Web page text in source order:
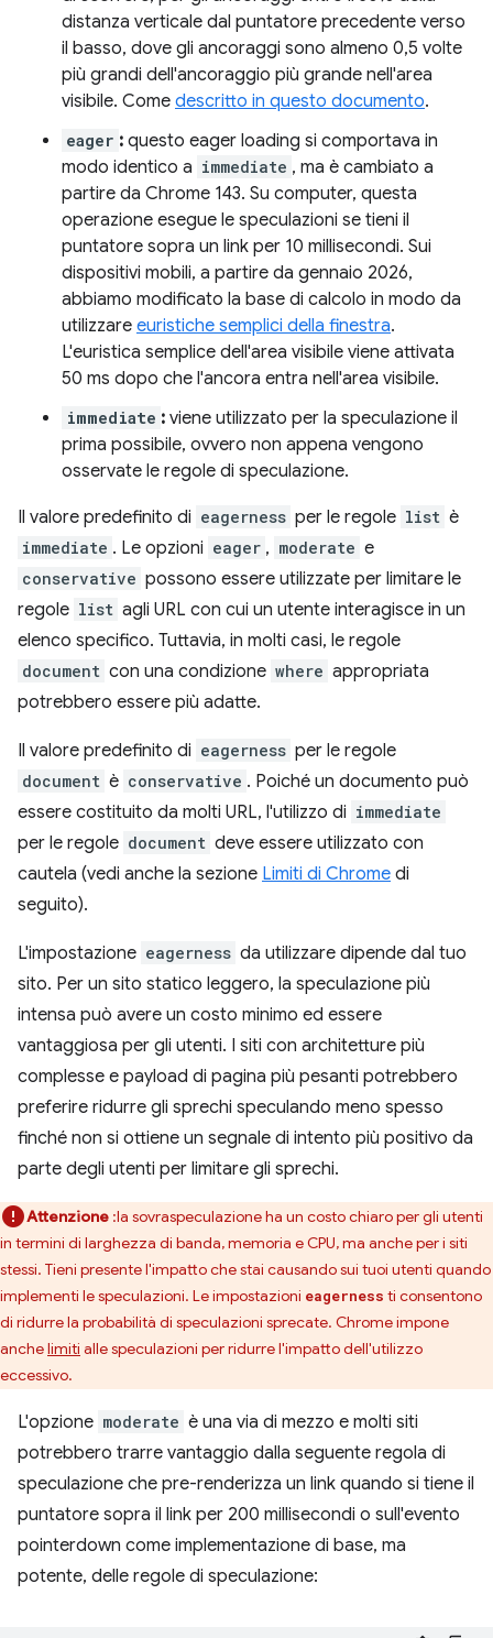
distanza verticale dal puntatore precedente verso
il basso, dove gli ancoraggi sono almeno 0,5 volte
più grandi dell'ancoraggio più grande nell'area
visibile. Come descritto in questo documento.
eager : questo eager loading si comportava in
modo identico a immediate , ma è cambiato a
partire da Chrome 143. Su computer, questa
operazione esegue le speculazioni se tieni il
puntatore sopra un link per 10 millisecondi. Sui
dispositivi mobili, a partire da gennaio 2026,
abbiamo modificato la base di calcolo in modo da
utilizzare euristiche semplici della finestra.
L'euristica semplice dell'area visibile viene attivata
50 ms dopo che l'ancora entra nell'area visibile.
immediate : viene utilizzato per la speculazione il
prima possibile, ovvero non appena vengono
osservate le regole di speculazione.
Il valore predefinito di eagerness per le regole list è
immediate . Le opzioni eager , moderate e
conservative possono essere utilizzate per limitare le
regole list agli URL con cui un utente interagisce in un
elenco specifico. Tuttavia, in molti casi, le regole
document con una condizione where appropriata
potrebbero essere più adatte.
Il valore predefinito di eagerness per le regole
document è conservative . Poiché un documento può
essere costituito da molti URL, l'utilizzo di immediate
per le regole document deve essere utilizzato con
cautela (vedi anche la sezione Limiti di Chrome di
seguito).
L'impostazione eagerness da utilizzare dipende dal tuo
sito. Per un sito statico leggero, la speculazione più
intensa può avere un costo minimo ed essere
vantaggiosa per gli utenti. I siti con architetture più
complesse e payload di pagina più pesanti potrebbero
preferire ridurre gli sprechi speculando meno spesso
finché non si ottiene un segnale di intento più positivo da
parte degli utenti per limitare gli sprechi.
Attenzione :la sovraspeculazione ha un costo chiaro per gli utenti
in termini di larghezza di banda, memoria e CPU, ma anche per i siti
stessi. Tieni presente l'impatto che stai causando sui tuoi utenti quando
implementi le speculazioni. Le impostazioni eagerness ti consentono
di ridurre la probabilità di speculazioni sprecate. Chrome impone
anchelimiti alle speculazioni per ridurre l'impatto dell'utilizzo
eccessivo.
L'opzione moderate è una via di mezzo e molti siti
potrebbero trarre vantaggio dalla seguente regola di
speculazione che pre-renderizza un link quando si tiene il
puntatore sopra il link per 200 millisecondi o sull'evento
pointerdown come implementazione di base, ma
potente, delle regole di speculazione: